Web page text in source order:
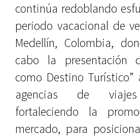
continúa redoblando
periodo vacacional de
Medellín, Colombia,
cabo la presentación
como Destino Turístico”
agencias de viajes
fortaleciendo la
mercado, para